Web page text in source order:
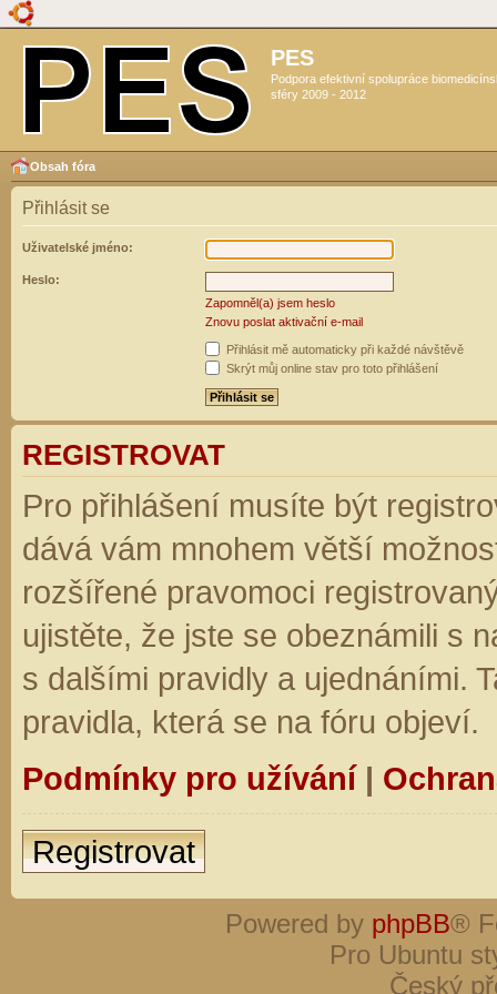
PES
Podpora efektivní spolupráce
sféry 2009 - 2012
Obsah fóra
Přihlásit se
Uživatelské jméno:
Heslo:
Zapomněl(a) jsem heslo
Znovu poslat aktivační e-mail
Přihlásit mě automaticky při každé návštěvě
Skrýt můj online stav pro toto přihlášení
REGISTROVAT
Pro přihlášení musíte být
dává vám mnohem větší
rozšířené pravomoci
ujistěte, že jste se obeznámili s
s dalšími pravidly a ujednáními.
pravidla, která se na fóru objeví.
Podmínky pro užívání|
Registrovat
Powered by phpBB®
Pro Ubuntu
Český